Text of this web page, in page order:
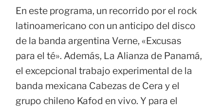
En este programa, un recorrido por el rock
latinoamericano con un anticipo del disco
de la banda argentina Verne, «Excusas
para el té». Además, La Alianza de Panamá,
el excepcional trabajo experimental de la
banda mexicana Cabezas de Cera y el
grupo chileno Kafod en vivo. Y para el